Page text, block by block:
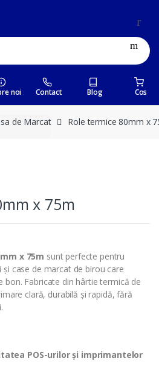
noi Contact Blog Cos
de Marcat Role termice 80mm x
x 75m
x 75m sunt perfecte pentru
case de marcat de birou care
bon. Fabricate din hârtie termică de
clară, durabilă și rapidă, fără
POS-urilor și imprimantelor